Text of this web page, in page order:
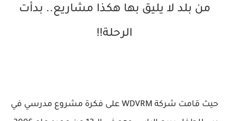
من بلد لا يليق بها هكذا مشاريع.. بدأت
الرحلة!!
حيث قامت شركة WDVRM على فكرة مشروع مدرسي في